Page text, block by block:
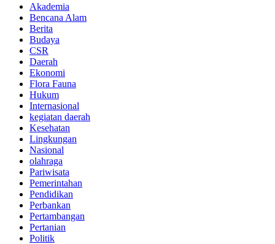
Akademia
Bencana Alam
Berita
Budaya
CSR
Daerah
Ekonomi
Flora Fauna
Hukum
Internasional
kegiatan daerah
Kesehatan
Lingkungan
Nasional
olahraga
Pariwisata
Pemerintahan
Pendidikan
Perbankan
Pertambangan
Pertanian
Politik